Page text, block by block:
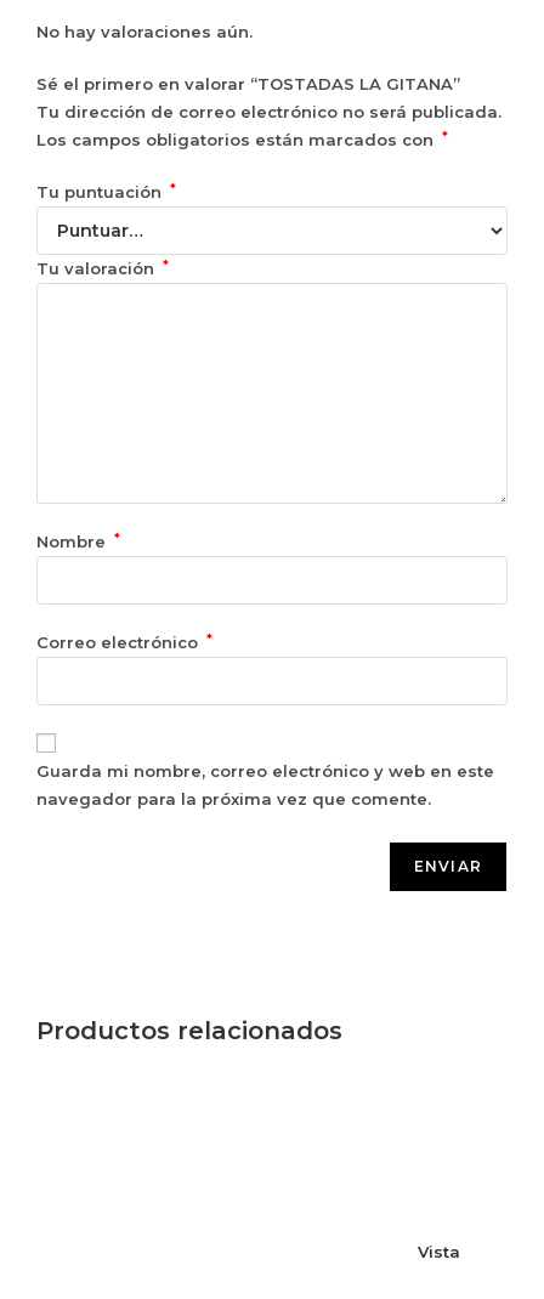
No hay valoraciones aún.
Sé el primero en valorar “TOSTADAS LA GITANA”
Tu dirección de correo electrónico no será publicada.
Los campos obligatorios están marcados con
*
Tu puntuación *
Tu valoración *
Nombre *
Correo electrónico *
Guarda mi nombre, correo electrónico y web en este
navegador para la próxima vez que comente.
Productos relacionados
Vista